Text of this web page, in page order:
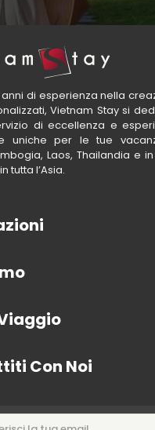
di esperienza nella
Vietnam Stay si
di eccellenza e
uniche per le tue
Laos, Thailandia e
tutta l’Asia.
Con Noi